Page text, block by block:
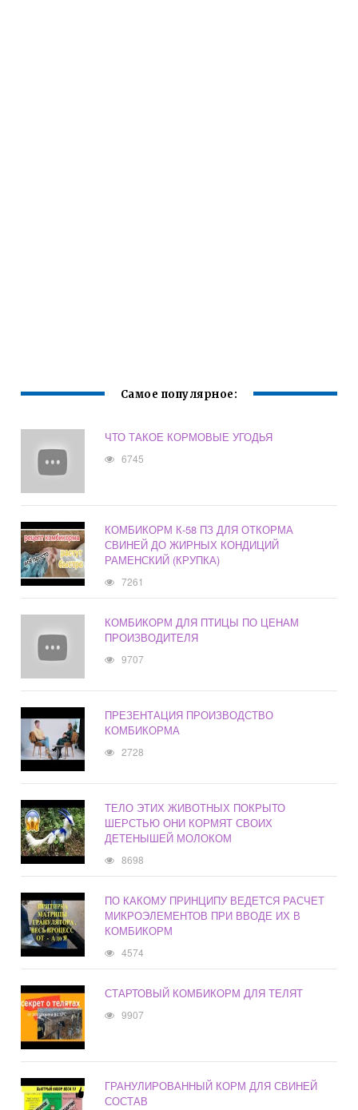
Самое популярное:
ЧТО ТАКОЕ КОРМОВЫЕ УГОДЬЯ
6745
КОМБИКОРМ К-58 ПЗ ДЛЯ ОТКОРМА
СВИНЕЙ ДО ЖИРНЫХ КОНДИЦИЙ
РАМЕНСКИЙ (КРУПКА)
7261
КОМБИКОРМ ДЛЯ ПТИЦЫ ПО ЦЕНАМ
ПРОИЗВОДИТЕЛЯ
9707
ПРЕЗЕНТАЦИЯ ПРОИЗВОДСТВО
КОМБИКОРМА
2728
ТЕЛО ЭТИХ ЖИВОТНЫХ ПОКРЫТО
ШЕРСТЬЮ ОНИ КОРМЯТ СВОИХ
ДЕТЕНЫШЕЙ МОЛОКОМ
8698
ПО КАКОМУ ПРИНЦИПУ ВЕДЕТСЯ РАСЧЕТ
МИКРОЭЛЕМЕНТОВ ПРИ ВВОДЕ ИХ В
КОМБИКОРМ
4574
СТАРТОВЫЙ КОМБИКОРМ ДЛЯ ТЕЛЯТ
9907
ГРАНУЛИРОВАННЫЙ КОРМ ДЛЯ СВИНЕЙ
СОСТАВ